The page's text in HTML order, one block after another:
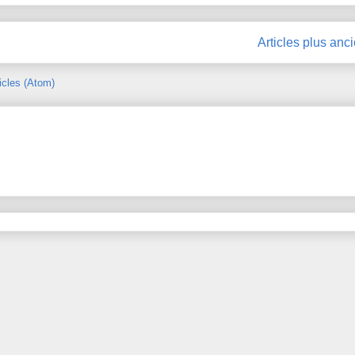
Articles plus
(Atom)